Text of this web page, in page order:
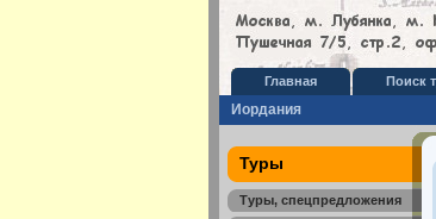
Главная Поиск
Иордания
Туры
Туры, спецпредложения